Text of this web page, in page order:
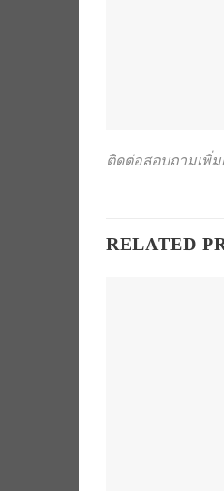
ติดต่อสอบถามเพิ่ม
RELATED